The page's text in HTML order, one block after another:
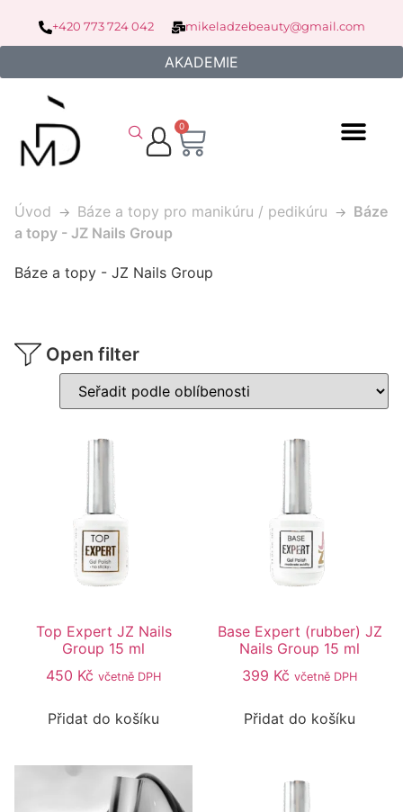
+420 773 724 042 mikeladzebeauty@gmail.com
AKADEMIE
0
Úvod Báze a topy pro manikúru / pedikúru
Báze
a topy - JZ Nails Group
Báze a topy - JZ Nails Group
Open filter
Top Expert JZ Nails
Group 15 ml
450 Kč včetně DPH
Přidat do košíku
Base Expert (rubber) JZ
Nails Group 15 ml
399 Kč včetně DPH
Přidat do košíku